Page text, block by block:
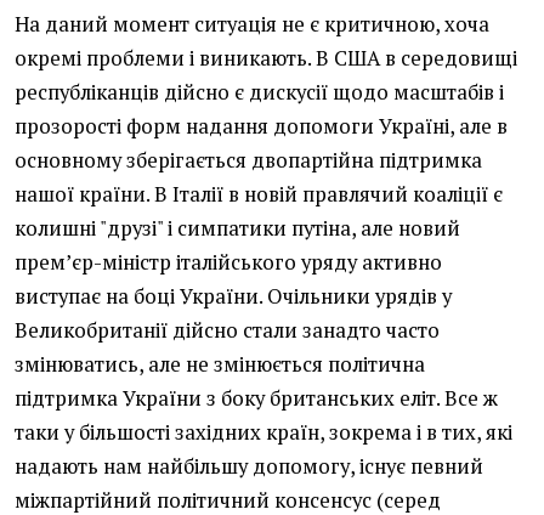
На даний момент ситуація не є критичною, хоча
окремі проблеми і виникають. В США в середовищі
республіканців дійсно є дискусії щодо масштабів і
прозорості форм надання допомоги Україні, але в
основному зберігається двопартійна підтримка
нашої країни. В Італії в новій правлячий коаліції є
колишні "друзі" і симпатики путіна, але новий
прем’єр-міністр італійського уряду активно
виступає на боці України. Очільники урядів у
Великобританії дійсно стали занадто часто
змінюватись, але не змінюється політична
підтримка України з боку британських еліт. Все ж
таки у більшості західних країн, зокрема і в тих, які
надають нам найбільшу допомогу, існує певний
міжпартійний політичний консенсус (серед